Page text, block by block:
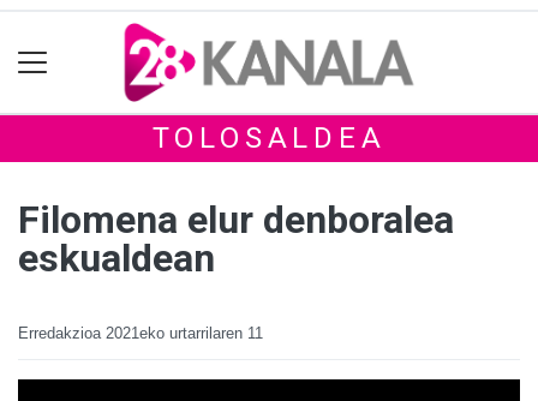
TOLOSALDEA
Filomena elur denboralea
eskualdean
Erredakzioa 2021eko urtarrilaren 11